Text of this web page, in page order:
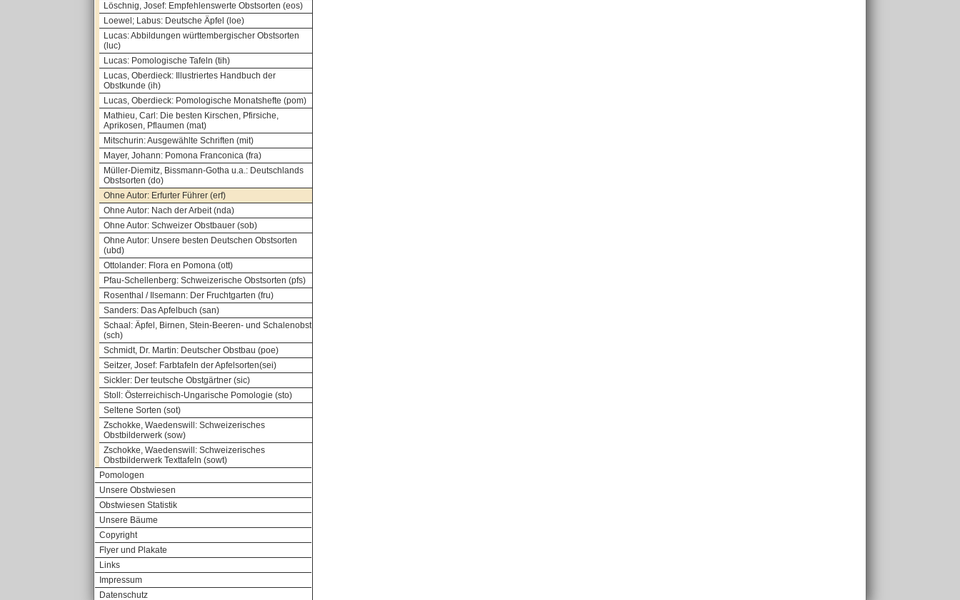
Löschnig, Josef: Empfehlenswerte Obstsorten (eos)
Loewel; Labus: Deutsche Äpfel (loe)
Lucas: Abbildungen württembergischer Obstsorten
(luc)
Lucas: Pomologische Tafeln (tih)
Lucas, Oberdieck: Illustriertes Handbuch der
Obstkunde (ih)
Lucas, Oberdieck: Pomologische Monatshefte (pom)
Mathieu, Carl: Die besten Kirschen, Pfirsiche,
Aprikosen, Pflaumen (mat)
Mitschurin: Ausgewählte Schriften (mit)
Mayer, Johann: Pomona Franconica (fra)
Müller-Diemitz, Bissmann-Gotha u.a.: Deutschlands
Obstsorten (do)
Ohne Autor: Erfurter Führer (erf)
Ohne Autor: Nach der Arbeit (nda)
Ohne Autor: Schweizer Obstbauer (sob)
Ohne Autor: Unsere besten Deutschen Obstsorten
(ubd)
Ottolander: Flora en Pomona (ott)
Pfau-Schellenberg: Schweizerische Obstsorten (pfs)
Rosenthal / Ilsemann: Der Fruchtgarten (fru)
Sanders: Das Apfelbuch (san)
Schaal: Äpfel, Birnen, Stein-Beeren- und Schalenobst
(sch)
Schmidt, Dr. Martin: Deutscher Obstbau (poe)
Seitzer, Josef: Farbtafeln der Apfelsorten(sei)
Sickler: Der teutsche Obstgärtner (sic)
Stoll: Österreichisch-Ungarische Pomologie (sto)
Seltene Sorten (sot)
Zschokke, Waedenswill: Schweizerisches
Obstbilderwerk (sow)
Zschokke, Waedenswill: Schweizerisches
Obstbilderwerk Texttafeln (sowt)
Pomologen
Unsere Obstwiesen
Obstwiesen Statistik
Unsere Bäume
Copyright
Flyer und Plakate
Links
Impressum
Datenschutz